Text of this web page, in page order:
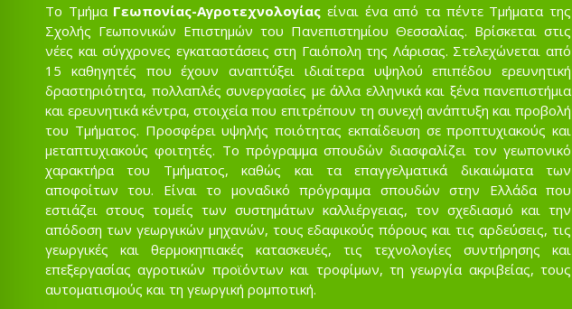
Το Τμήμα Γεωπονίας-Αγροτεχνολογίας είναι ένα από τα πέντε Τμήματα της
Σχολής Γεωπονικών Επιστημών του Πανεπιστημίου Θεσσαλίας. Βρίσκεται στις
νέες και σύγχρονες εγκαταστάσεις στη Γαιόπολη της Λάρισας. Στελεχώνεται από
15 καθηγητές που έχουν αναπτύξει ιδιαίτερα υψηλού επιπέδου ερευνητική
δραστηριότητα, πολλαπλές συνεργασίες με άλλα ελληνικά και ξένα πανεπιστήμια
και ερευνητικά κέντρα, στοιχεία που επιτρέπουν τη συνεχή ανάπτυξη και προβολή
του Τμήματος. Προσφέρει υψηλής ποιότητας εκπαίδευση σε προπτυχιακούς και
μεταπτυχιακούς φοιτητές. Το πρόγραμμα σπουδών διασφαλίζει τον γεωπονικό
χαρακτήρα του Τμήματος, καθώς και τα επαγγελματικά δικαιώματα των
αποφοίτων του. Είναι το μοναδικό πρόγραμμα σπουδών στην Ελλάδα που
εστιάζει στους τομείς των συστημάτων καλλιέργειας, τον σχεδιασμό και την
απόδοση των γεωργικών μηχανών, τους εδαφικούς πόρους και τις αρδεύσεις, τις
γεωργικές και θερμοκηπιακές κατασκευές, τις τεχνολογίες συντήρησης και
επεξεργασίας αγροτικών προϊόντων και τροφίμων, τη γεωργία ακριβείας, τους
αυτοματισμούς και τη γεωργική ρομποτική.